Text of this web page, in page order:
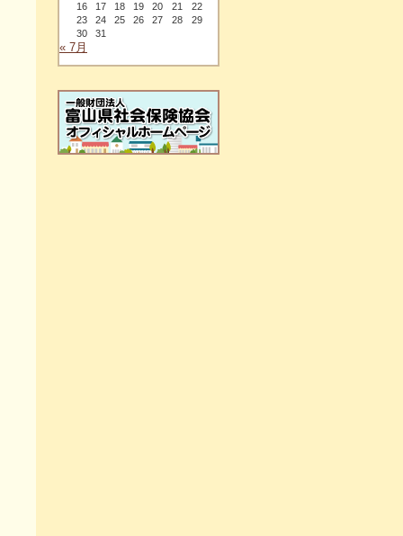
16
17 18 19 20 21
22
23
24 25 26 27 28
29
30
31
« 7月